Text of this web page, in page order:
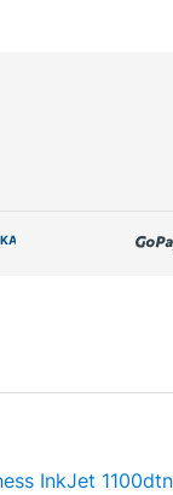
InkJet 1100dtn